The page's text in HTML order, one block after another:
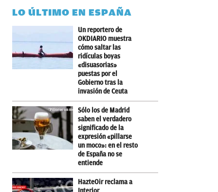
LO ÚLTIMO EN ESPAÑA
Un reportero de
OKDIARIO muestra
cómo saltar las
ridículas boyas
«disuasorias»
puestas por el
Gobierno tras la
invasión de Ceuta
Sólo los de Madrid
saben el verdadero
significado de la
expresión «pillarse
un moco»: en el resto
de España no se
entiende
HazteOir reclama a